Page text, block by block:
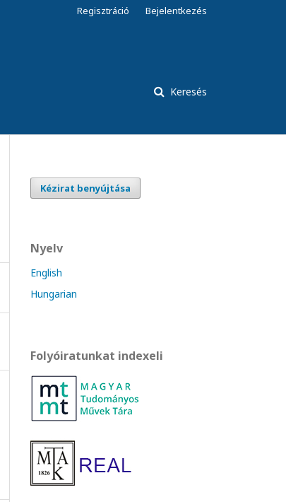
Keresés
Regisztráció Bejelentkezés
Kézirat benyújtása
Nyelv
English
Hungarian
Folyóiratunkat indexeli